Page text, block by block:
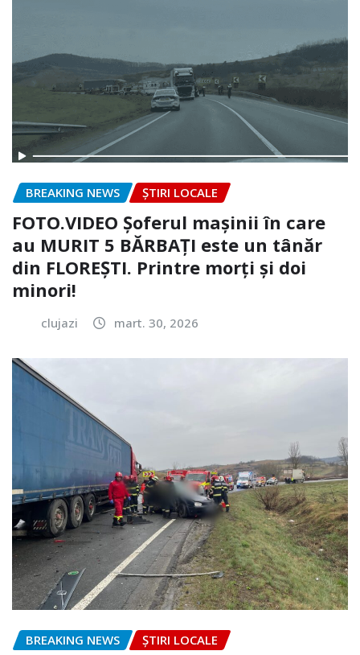
BREAKING NEWS ȘTIRI LOCALE
FOTO.VIDEO Șoferul mașinii în care
au MURIT 5 BĂRBAȚI este un tânăr
din FLOREȘTI. Printre morți și doi
minori!
clujazi mart. 30, 2026
BREAKING NEWS ȘTIRI LOCALE